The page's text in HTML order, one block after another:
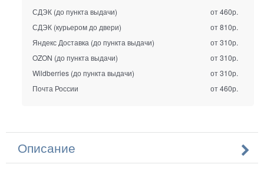
СДЭК (до пункта выдачи)
от 460р.
СДЭК (курьером до двери)
от 810р.
Яндекс Доставка (до пункта выдачи)
от 310р.
OZON (до пункта выдачи)
от 310р.
Wildberries (до пункта выдачи)
от 310р.
Почта России
от 460р.
Описание